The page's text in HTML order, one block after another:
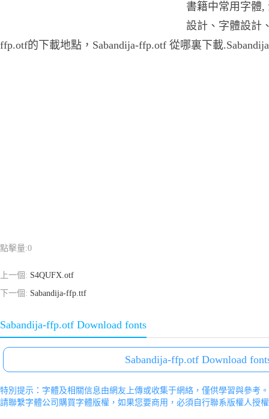
書籍中常用字體,
設計、字體設計
ffp.otf的下載地點，Sabandija-ffp.otf 從哪裏下載
點擊量:0
上一個: S4QUFX.otf
下一個: Sabandija-ffp.ttf
Sabandija-ffp.otf Download fonts
Sabandija-ffp.otf Download
特別提示：字體及相關信息由網友上傳或收集于網絡，僅供學習與參考
請聯繫字體公司購買字體版權，如果您要商用，必須自行聯系版權人授